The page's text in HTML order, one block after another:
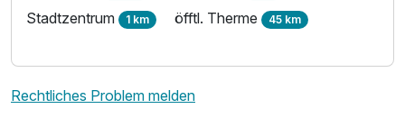
Stadtzentrum 1 km öfftl. Therme 45 km
Rechtliches Problem melden